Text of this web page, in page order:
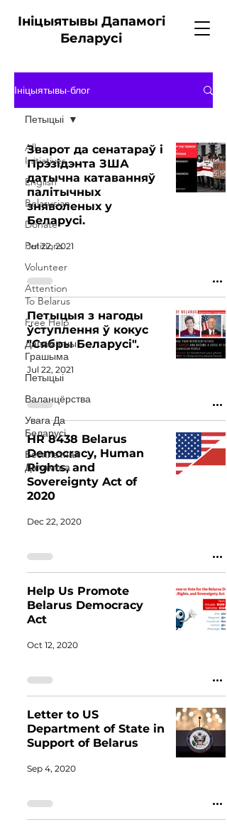
Ініцыятывы Дапамогі
Беларусі
Ініцыятывы-блог
All
Initiatives
English
Belarusian
Donate
Petitions
Volunteer
Attention
To Belarus
Free Help
Дапамагчы
Грашыма
Петыцыі
Валанцёрства
Увага Да
Беларусі
Бесплатная
Дапамога
Петыцыі
Зварот да сенатараў і
Прэзідэнта ЗША
датычна катаванняў
палітычных
зняволеных у
Беларусі.
Jul 22, 2021
Петыцыя з нагоды
ўступлення ў кокус
"Сябры Беларусі".
Jul 22, 2021
HR 8438 Belarus
Democracy, Human
Rights, and
Sovereignty Act of
2020
Dec 22, 2020
Help Us Promote
Belarus Democracy
Act
Oct 12, 2020
Letter to US
Department of State in
Support of Belarus
Sep 4, 2020